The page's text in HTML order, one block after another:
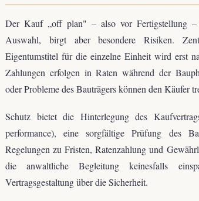
Der Kauf „off plan" – also vor Fertigstellung –
Auswahl, birgt aber besondere Risiken.
Eigentumstitel für die einzelne Einheit wird erst
Zahlungen erfolgen in Raten während der
oder Probleme des Bauträgers können den Käufer
Schutz bietet die Hinterlegung des
performance), eine sorgfältige Prüfung des
Regelungen zu Fristen, Ratenzahlung und
die anwaltliche Begleitung keinesfalls
Vertragsgestaltung über die Sicherheit.